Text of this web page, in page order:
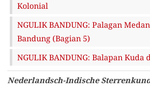
Kolonial
NGULIK BANDUNG: Palagan
Bandung (Bagian 5)
NGULIK BANDUNG: Balapan Kuda
Nederlandsch-Indische